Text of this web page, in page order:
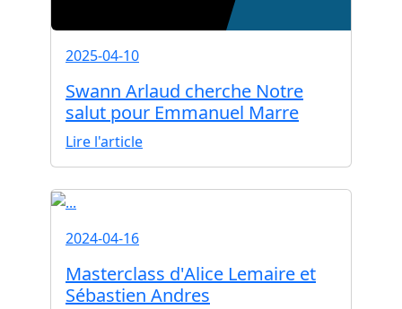
2025-04-10
Swann Arlaud cherche Notre
salut pour Emmanuel Marre
Lire l'article
2024-04-16
Masterclass d'Alice Lemaire et
Sébastien Andres